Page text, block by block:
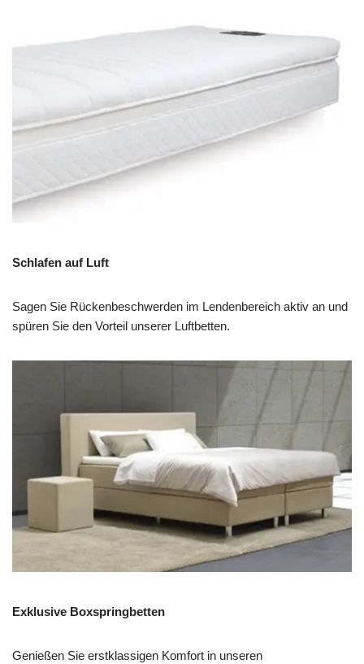
Schlafen auf Luft
Sagen Sie Rückenbeschwerden im Lendenbereich aktiv an und
spüren Sie den Vorteil unserer Luftbetten.
Exklusive Boxspringbetten
Genießen Sie erstklassigen Komfort in unseren